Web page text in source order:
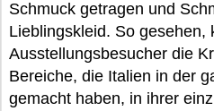
Schmuck getragen und
Lieblingskleid. So gesehen,
Ausstellungsbesucher die
Bereiche, die Italien in der
gemacht haben, in ihrer